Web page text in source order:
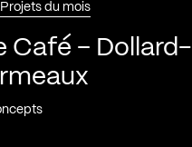
Projets du mois
Café – Dollard-